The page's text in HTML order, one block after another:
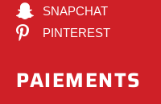
SNAPCHAT
PINTEREST
PAIEMENTS